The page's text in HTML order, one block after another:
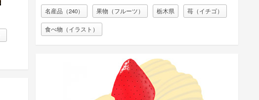
名産品（240） 果物（フルーツ） 栃木県 苺（イチゴ）
食べ物（イラスト）